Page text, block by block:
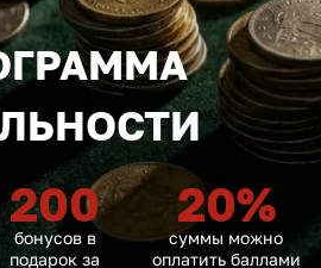
200
бонусов в
подарок за
20%
суммы можно
оплатить баллами